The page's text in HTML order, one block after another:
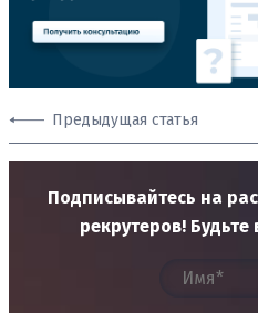
Предыдущая статья
Подписывайтесь на
рекрутеров! Будьте